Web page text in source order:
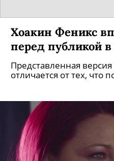
Хоакин Феникс
перед публикой
Представленная
отличается от тех, что